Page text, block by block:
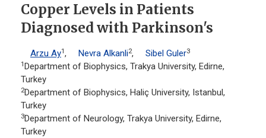
Copper Levels in Patients
Diagnosed with Parkinson's
Arzu Ay1, Nevra Alkanli2, Sibel Guler3
1 Department of Biophysics, Trakya University, Edirne,
Turkey
2Department of Biophysics, Haliç University, Istanbul,
Turkey
3Department of Neurology, Trakya University, Edirne,
Turkey